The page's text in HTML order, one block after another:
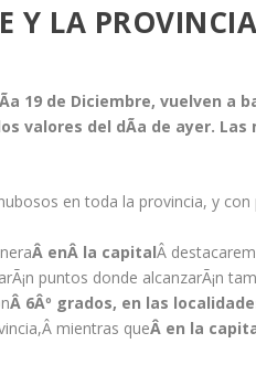
Y LA
19 de Diciembre, vuelven a
valores del dÃ­a de ayer.
en toda la provincia, y
Â enÂ la capitalÂ
puntos donde alcanzarÃ¡n
Â 6Âº grados, en las
mientras queÂ en la